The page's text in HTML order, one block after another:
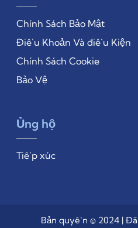
Chính Sách Bảo Mật
Điều Khoản Và điều Kiện
Chính Sách Cookie
Bảo Vệ
Ủng hộ
Tiếp xúc
Bản quyền © 2024 |